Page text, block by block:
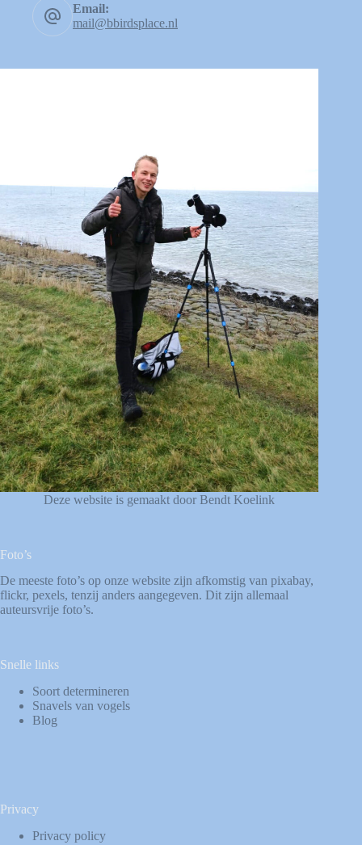
Email:
mail@bbirdsplace.nl
Deze website is gemaakt door Bendt Koelink
Foto’s
De meeste foto’s op onze website zijn afkomstig van pixabay,
flickr, pexels, tenzij anders aangegeven. Dit zijn allemaal
auteursvrije foto’s.
Snelle links
Soort determineren
Snavels van vogels
Blog
Privacy
Privacy policy